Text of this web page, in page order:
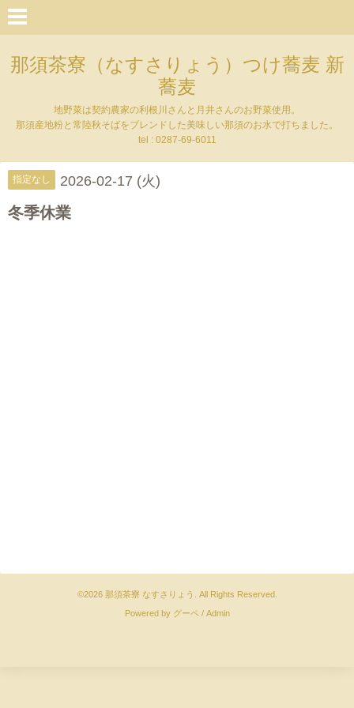
那須茶寮（なすさりょう）つけ蕎麦 新
蕎麦
地野菜は契約農家の利根川さんと月井さんのお野菜使用。
那須産地粉と常陸秋そばをブレンドした美味しい那須のお水で打ちました。
tel : 0287-69-6011
指定なし 2026-02-17 (火)
冬季休業
©2026 那須茶寮 なすさりょう
. All Rights Reserved.
Powered by グーペ/ Admin